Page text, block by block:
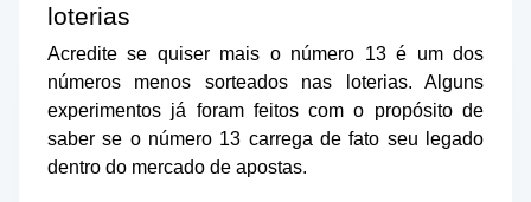
loterias
Acredite se quiser mais o número 13 é um dos
números menos sorteados nas loterias. Alguns
experimentos já foram feitos com o propósito de
saber se o número 13 carrega de fato seu legado
dentro do mercado de apostas.